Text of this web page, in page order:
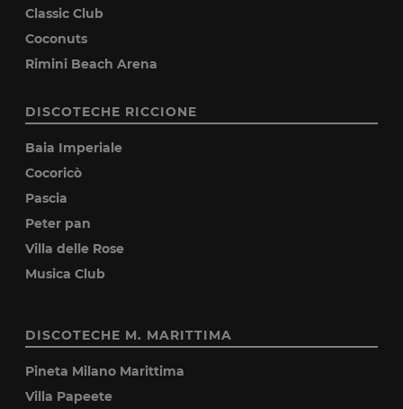
Classic Club
Coconuts
Rimini Beach Arena
DISCOTECHE RICCIONE
Baia Imperiale
Cocoricò
Pascia
Peter pan
Villa delle Rose
Musica Club
DISCOTECHE M. MARITTIMA
Pineta Milano Marittima
Villa Papeete